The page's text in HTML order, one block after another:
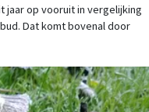
jaar op vooruit in vergelijking
Dat komt bovenal door